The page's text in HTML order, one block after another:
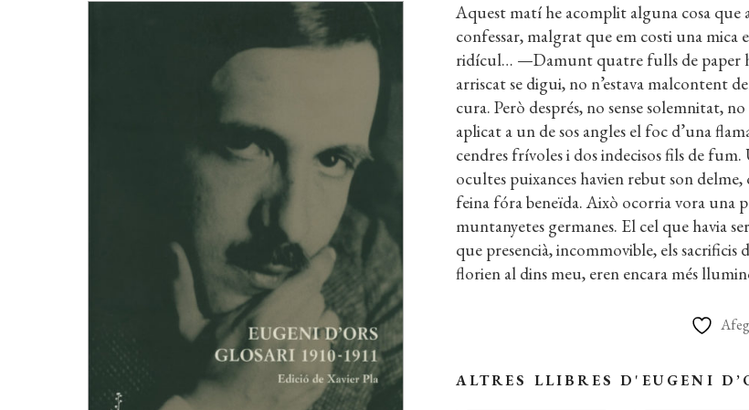
Aquest matí he acomplit alguna cosa que
confessar, malgrat que em costi una mica
ridícul… —Damunt quatre fulls de paper
arriscat se digui, no n’estava malcontent
cura. Però després, no sense solemnitat,
aplicat a un de sos angles el foc d’una
cendres frívoles i dos indecisos fils de
ocultes puixances havien rebut son
feina fóra beneïda. Això ocorria vora una
muntanyetes germanes. El cel que havia
que presencià, incommovible, els sacrificis
florien al dins meu, eren encara més
ALTRES LLIBRES D'EUGENI